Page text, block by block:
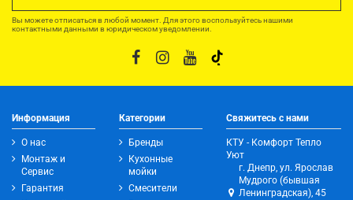
Вы можете отписаться в любой момент. Для этого воспользуйтесь нашими
контактными данными в юридическом уведомлении.
Информация
О нас
Монтаж и
Сервис
Гарантия
Категории
Бренды
Кухонные
мойки
Смесители
Свяжитесь с нами
КТУ - Комфорт Тепло
Уют
г. Днепр, ул. Ярослав
Мудрого (бывшая
Ленинградская), 45